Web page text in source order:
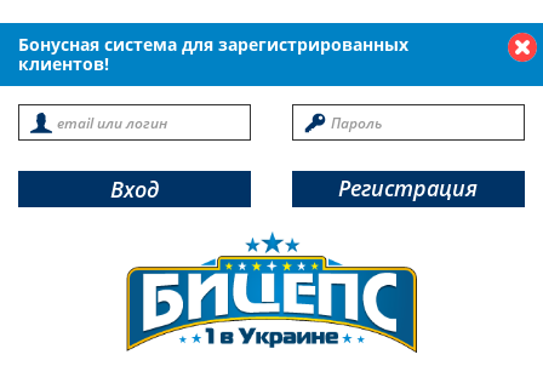
Бонусная система для зарегистрированных
клиентов!
Вход Регистрация